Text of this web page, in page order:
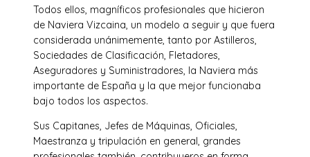
Todos ellos, magníficos profesionales que hicieron
de Naviera Vizcaina, un modelo a seguir y que fuera
considerada unánimemente, tanto por Astilleros,
Sociedades de Clasificación, Fletadores,
Aseguradores y Suministradores, la Naviera más
importante de España y la que mejor funcionaba
bajo todos los aspectos.
Sus Capitanes, Jefes de Máquinas, Oficiales,
Maestranza y tripulación en general, grandes